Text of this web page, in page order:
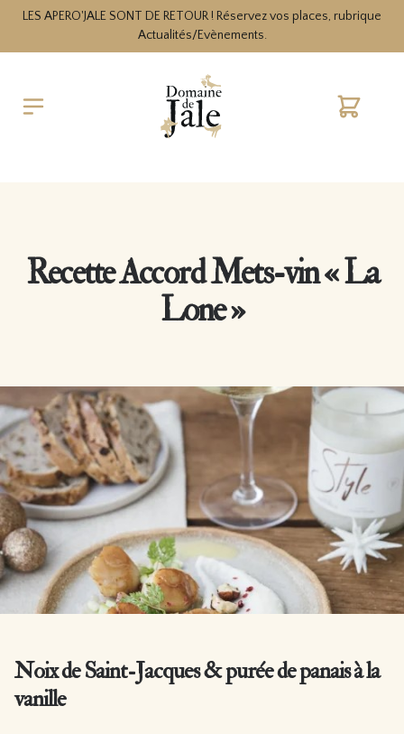
LES APERO'JALE SONT DE RETOUR ! Réservez vos places, rubrique
Actualités/Evènements.
Cart
Recette Accord Mets-vin « La
Lone »
Noix de Saint-Jacques & purée de panais à la
vanille